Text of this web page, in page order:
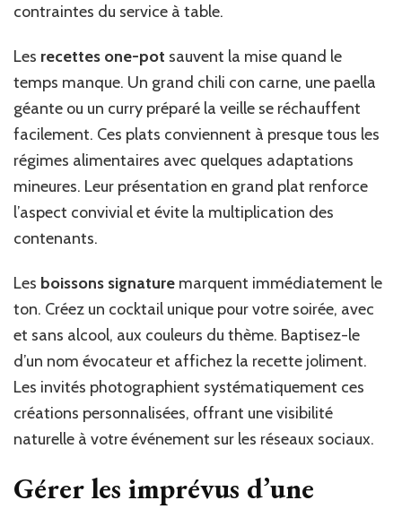
contraintes du service à table.
Les recettes one-pot sauvent la mise quand le
temps manque. Un grand chili con carne, une paella
géante ou un curry préparé la veille se réchauffent
facilement. Ces plats conviennent à presque tous les
régimes alimentaires avec quelques adaptations
mineures. Leur présentation en grand plat renforce
l’aspect convivial et évite la multiplication des
contenants.
Les boissons signature marquent immédiatement le
ton. Créez un cocktail unique pour votre soirée, avec
et sans alcool, aux couleurs du thème. Baptisez-le
d’un nom évocateur et affichez la recette joliment.
Les invités photographient systématiquement ces
créations personnalisées, offrant une visibilité
naturelle à votre événement sur les réseaux sociaux.
Gérer les imprévus d’une